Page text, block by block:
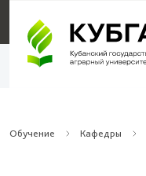
Обучение Кафедры